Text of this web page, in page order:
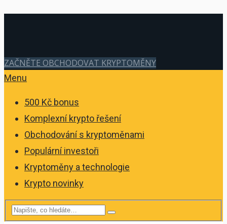
ZAČNĚTE OBCHODOVAT KRYPTOMĚNY
Menu
500 Kč bonus
Komplexní krypto řešení
Obchodování s kryptoměnami
Populární investoři
Kryptoměny a technologie
Krypto novinky